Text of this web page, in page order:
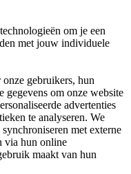
om je een
met jouw individuele
gebruikers, hun
gegevens om onze website
advertenties
te analyseren. We
met externe
via hun online
maakt van hun